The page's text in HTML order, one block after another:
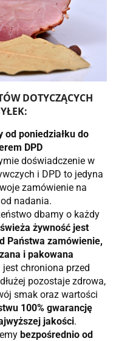
DOTYCZĄCYCH
poniedziałku do
DPD
doświadczenie w
i DPD to jedyna
zamówienie na
nadania.
dbamy o każdy
świeża żywność jest
Państwa zamówienie,
i pakowana
jest chroniona przed
pozostaje zdrowa,
smak oraz wartości
100% gwarancję
jakości.
bezpośrednio od